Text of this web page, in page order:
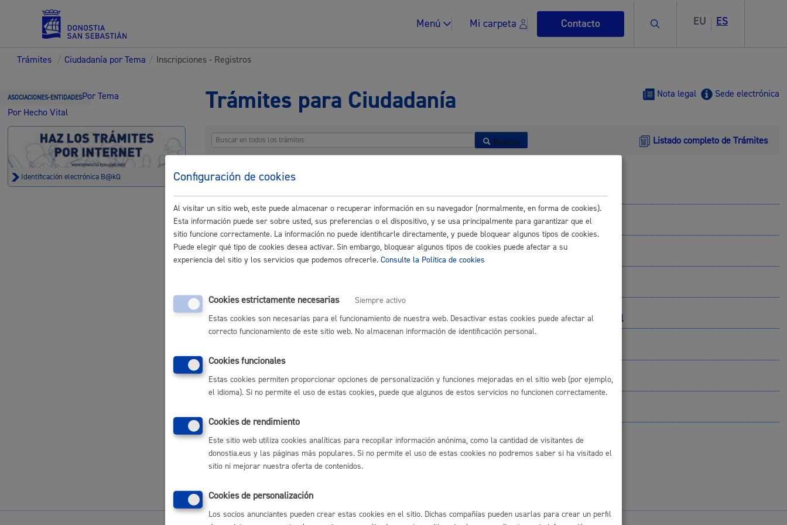
Menú Mi carpeta Contacto Buscar EU ES
Servicios
Padrón y asuntos personales Impuestos y multas
Vivienda y urbanismo
Seguridad ciudadana y emergencias
Salud Pública, animales y consumo
Trámites / Ciudadanía por Tema / Inscripciones - Registros
ASOCIACIONES-ENTIDADESPor Tema
Por Hecho Vital
Identificación electrónica B@kQ
Trámites para Ciudadanía Sede electrónica
Nota legal
Buscar Listado completo de Trámites
Actividades relacionadas con Consumo y Medio Ambiente
Actividades relacionadas con Cultura, Euskera y Deporte
Actividades relacionadas con Igualdad, Cooperación, Derechos Humanos y Diversidad Cultural
Registros
Volver al índice Volver atrás
Configuración de cookies
Al visitar un sitio web, este puede almacenar o recuperar información en su navegador (normalmente, en forma de cookies).
Esta información puede ser sobre usted, sus preferencias o el dispositivo, y se usa principalmente para garantizar que el
sitio funcione correctamente. La información no puede identificarle directamente, y puede bloquear algunos tipos de cookies.
Puede elegir qué tipo de cookies desea activar. Sin embargo, bloquear algunos tipos de cookies puede afectar a su
experiencia del sitio y los servicios que podemos ofrecerle. Consulte la Política de cookies
Cookies estrictamente necesarias
Siempre activo
Estas cookies son necesarias para el funcionamiento de nuestra web. Desactivar estas cookies puede afectar al
correcto funcionamiento de este sitio web. No almacenan información de identificación personal.
Cookies funcionales
Estas cookies permiten proporcionar opciones de personalización y funciones mejoradas en el sitio web (por ejemplo,
el idioma). Si no permite el uso de estas cookies, puede que algunos de estos servicios no funcionen correctamente.
Cookies de rendimiento
Este sitio web utiliza cookies analíticas para recopilar información anónima, como la cantidad de visitantes de
donostia.eus y las páginas más populares. Si no permite el uso de estas cookies no podremos saber si ha visitado el
sitio ni mejorar nuestra oferta de contenidos.
Cookies de personalización
Los socios anunciantes pueden crear estas cookies en el sitio. Dichas compañías pueden usarlas para crear un perfil